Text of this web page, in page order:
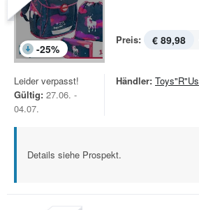
-25%
Preis: € 89,98
Leider verpasst!
Gültig: 27.06. -
04.07.
Händler: Toys"R"Us
Details siehe Prospekt.